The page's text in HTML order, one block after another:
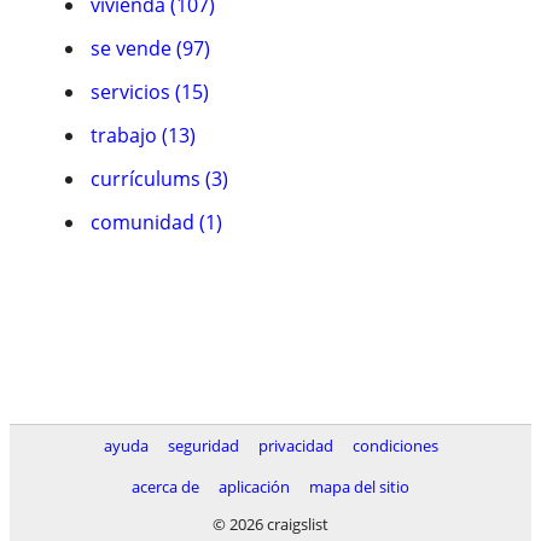
se vende (97)
servicios (15)
trabajo (13)
currículums (3)
comunidad (1)
ayuda seguridad privacidad
condiciones
acerca de
aplicación
mapa del sitio
© 2026 craigslist